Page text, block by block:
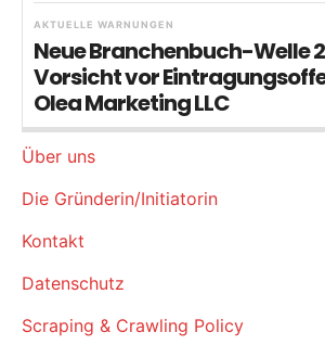
AKTUELLE WARNUNGEN
Neue Branchenbuch-Welle
Vorsicht vor
Olea Marketing LLC
Über uns
Die Gründerin/Initiatorin
Kontakt
Datenschutz
Scraping & Crawling Policy